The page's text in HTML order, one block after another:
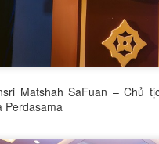
Matshah SaFuan – Chủ
Perdasama